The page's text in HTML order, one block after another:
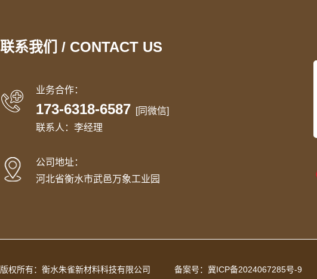
联系我们 / CONTACT US
业务合作：
173-6318-6587 [同微信]
联系人：李经理
公司地址：
河北省衡水市武邑万象工业园
版权所有：衡水朱雀新材料科技有限公司 备案号： 冀ICP备2024067285号-9